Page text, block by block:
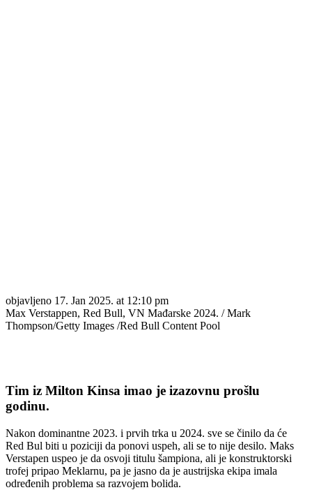
objavljeno 17. Jan 2025. at 12:10 pm
Max Verstappen, Red Bull, VN Mađarske 2024. / Mark
Thompson/Getty Images /Red Bull Content Pool
Tim iz Milton Kinsa imao je izazovnu prošlu
godinu.
Nakon dominantne 2023. i prvih trka u 2024. sve se činilo da će
Red Bul biti u poziciji da ponovi uspeh, ali se to nije desilo. Maks
Verstapen uspeo je da osvoji titulu šampiona, ali je konstruktorski
trofej pripao Meklarnu, pa je jasno da je austrijska ekipa imala
određenih problema sa razvojem bolida.